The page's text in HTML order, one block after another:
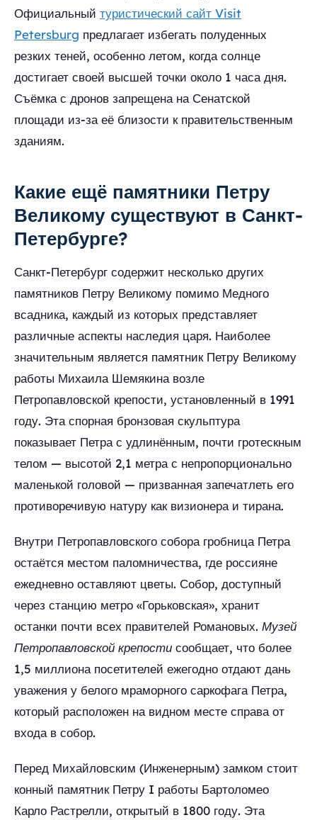
Официальный туристический сайт Visit
Petersburg предлагает избегать полуденных
резких теней, особенно летом, когда солнце
достигает своей высшей точки около 1 часа дня.
Съёмка с дронов запрещена на Сенатской
площади из-за её близости к правительственным
зданиям.
Какие ещё памятники Петру
Великому существуют в Санкт-
Петербурге?
Санкт-Петербург содержит несколько других
памятников Петру Великому помимо Медного
всадника, каждый из которых представляет
различные аспекты наследия царя. Наиболее
значительным является памятник Петру Великому
работы Михаила Шемякина возле
Петропавловской крепости, установленный в 1991
году. Эта спорная бронзовая скульптура
показывает Петра с удлинённым, почти гротескным
телом — высотой 2,1 метра с непропорционально
маленькой головой — призванная запечатлеть его
противоречивую натуру как визионера и тирана.
Внутри Петропавловского собора гробница Петра
остаётся местом паломничества, где россияне
ежедневно оставляют цветы. Собор, доступный
через станцию метро «Горьковская», хранит
останки почти всех правителей Романовых. Музей
Петропавловской крепости сообщает, что более
1,5 миллиона посетителей ежегодно отдают дань
уважения у белого мраморного саркофага Петра,
который расположен на видном месте справа от
входа в собор.
Перед Михайловским (Инженерным) замком стоит
конный памятник Петру I работы Бартоломео
Карло Растрелли, открытый в 1800 году. Эта